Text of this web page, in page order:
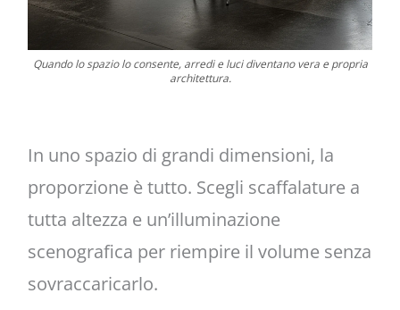
Quando lo spazio lo consente, arredi e luci diventano vera e propria
architettura.
In uno spazio di grandi dimensioni, la
proporzione è tutto. Scegli scaffalature a
tutta altezza e un’illuminazione
scenografica per riempire il volume senza
sovraccaricarlo.